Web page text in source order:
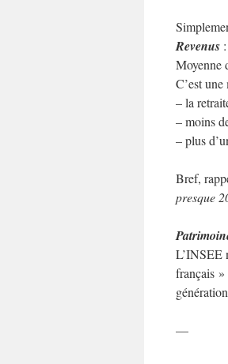
Revenus :
Moyenne
C’est
– la
– moins
– plus
Bref,
presque
L’INSEE
français »
—